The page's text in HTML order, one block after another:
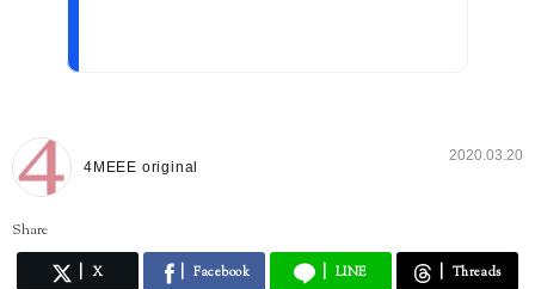
4MEEE original
2020.03.20
Share
X Facebook LINE Threads